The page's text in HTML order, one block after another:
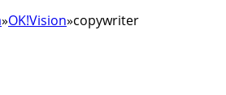
»OK!Vision»copywriter